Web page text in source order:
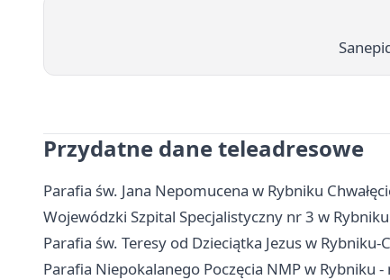
Przydatne dane teleadresowe
Parafia św. Jana Nepomucena w Rybniku
Wojewódzki Szpital Specjalistyczny nr 3 w
Parafia św. Teresy od Dzieciątka Jezus w
Parafia Niepokalanego Poczęcia NMP w Rybniku